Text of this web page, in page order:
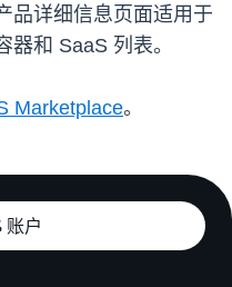
品详细信息页面适用于
和 SaaS 列表。
Marketplace。
账户